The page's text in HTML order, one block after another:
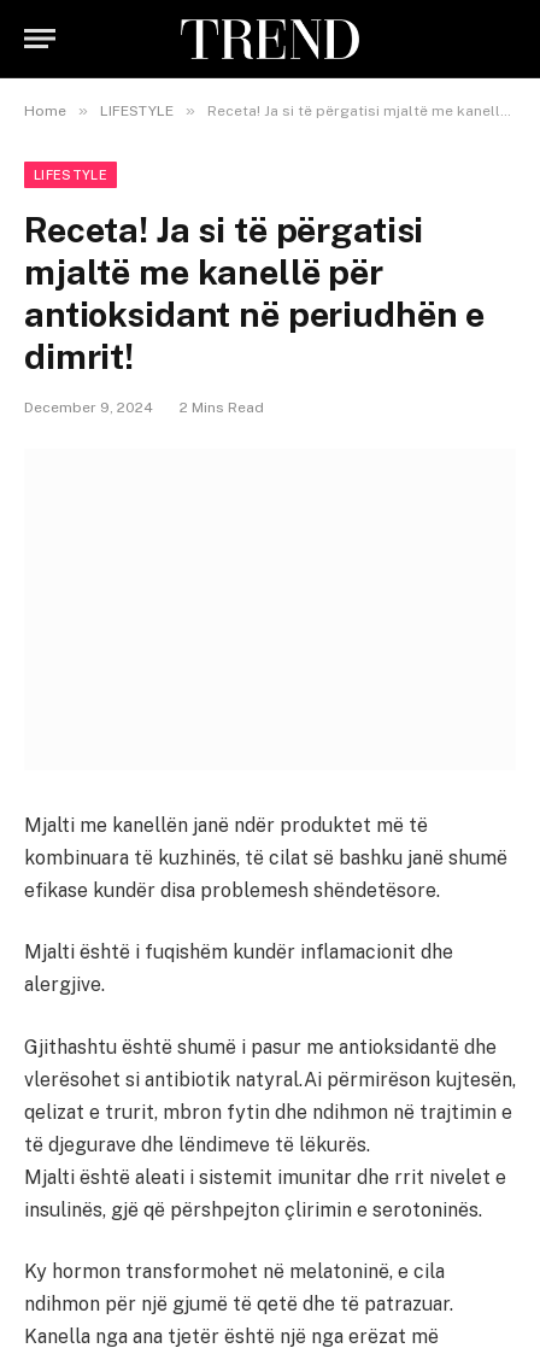
Home » LIFESTYLE » Receta! Ja si të përgatisi mjaltë me kanellë për antioksidant në periudhën e dimrit!
LIFESTYLE
Receta! Ja si të përgatisi
mjaltë me kanellë për
antioksidant në periudhën e
dimrit!
December 9, 2024 2 Mins Read
Mjalti me kanellën janë ndër produktet më të
kombinuara të kuzhinës, të cilat së bashku janë shumë
efikase kundër disa problemesh shëndetësore.
Mjalti është i fuqishëm kundër inflamacionit dhe
alergjive.
Gjithashtu është shumë i pasur me antioksidantë dhe
vlerësohet si antibiotik natyral.Ai përmirëson kujtesën,
qelizat e trurit, mbron fytin dhe ndihmon në trajtimin e
të djegurave dhe lëndimeve të lëkurës.
Mjalti është aleati i sistemit imunitar dhe rrit nivelet e
insulinës, gjë që përshpejton çlirimin e serotoninës.
Ky hormon transformohet në melatoninë, e cila
ndihmon për një gjumë të qetë dhe të patrazuar.
Kanella nga ana tjetër është një nga erëzat më